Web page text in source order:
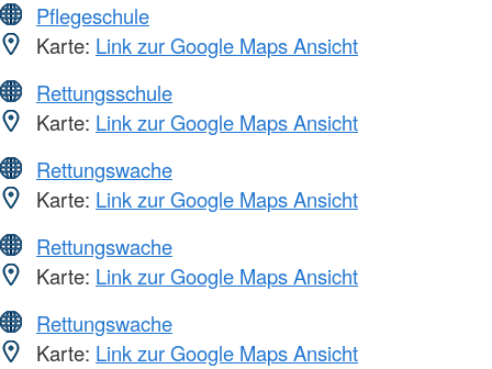
Pflegeschule
Karte: Link zur Google Maps Ansicht
Rettungsschule
Karte: Link zur Google Maps Ansicht
Rettungswache
Karte: Link zur Google Maps Ansicht
Rettungswache
Karte: Link zur Google Maps Ansicht
Rettungswache
Karte: Link zur Google Maps Ansicht